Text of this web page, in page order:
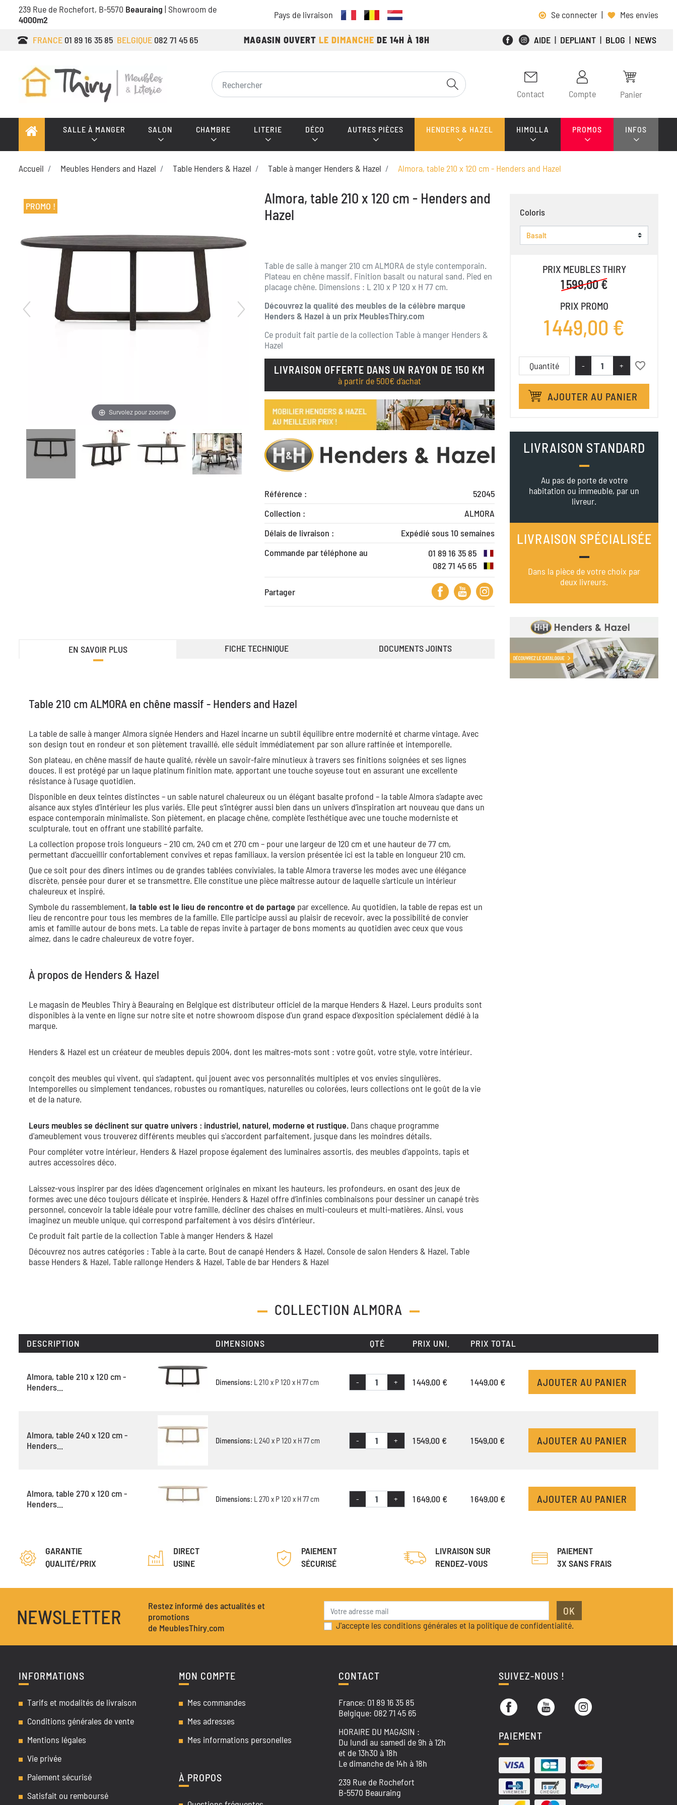
239 Rue de Rochefort, B-5570 Beauraing | Showroom de
4000m2
Pays de livraison Se connecter | Mes envies
FRANCE 01 89 16 35 85 BELGIQUE 082 71 45 65 MAGASIN OUVERT LE DIMANCHE DE 14H À 18H AIDE | DEPLIANT | BLOG | NEWS
Contact Compte Panier
SALLE À MANGER SALON CHAMBRE LITERIE DÉCO AUTRES PIÈCES HENDERS & HAZEL HIMOLLA PROMOS INFOS
Accueil Meubles Henders and Hazel Table Henders & Hazel Table à manger Henders & Hazel Almora, table 210 x 120 cm - Henders and Hazel
PROMO !
Survolez pour zoomer
Almora, table 210 x 120 cm - Henders and
Hazel
Table de salle à manger 210 cm ALMORA de style contemporain.
Plateau en chêne massif. Finition basalt ou natural sand. Pied en
placage chêne. Dimensions : L 210 x P 120 x H 77 cm.
Découvrez la qualité des meubles de la célèbre marque
Henders & Hazel à un prix MeublesThiry.com
Ce produit fait partie de la collection Table à manger Henders &
Hazel
LIVRAISON OFFERTE DANS UN RAYON DE 150 KM
à partir de 500€ d’achat
Référence :
52045
Collection :
ALMORA
Délais de livraison :
Expédié sous 10 semaines
Commande par téléphone au
01 89 16 35 85
082 71 45 65
Partager
EN SAVOIR PLUS FICHE TECHNIQUE DOCUMENTS JOINTS
Table 210 cm ALMORA en chêne massif - Henders and Hazel
La table de salle à manger Almora signée Henders and Hazel incarne un subtil équilibre entre modernité et charme vintage. Avec
son design tout en rondeur et son piètement travaillé, elle séduit immédiatement par son allure raffinée et intemporelle.
Son plateau, en chêne massif de haute qualité, révèle un savoir-faire minutieux à travers ses finitions soignées et ses lignes
douces. Il est protégé par un laque platinum finition mate, apportant une touche soyeuse tout en assurant une excellente
résistance à l’usage quotidien.
Disponible en deux teintes distinctes – un sable naturel chaleureux ou un élégant basalte profond – la table Almora s’adapte avec
aisance aux styles d’intérieur les plus variés. Elle peut s’intégrer aussi bien dans un univers d’inspiration art nouveau que dans un
espace contemporain minimaliste. Son piètement, en placage chêne, complète l’esthétique avec une touche moderniste et
sculpturale, tout en offrant une stabilité parfaite.
La collection propose trois longueurs – 210 cm, 240 cm et 270 cm – pour une largeur de 120 cm et une hauteur de 77 cm,
permettant d’accueillir confortablement convives et repas familiaux. la version présentée ici est la table en longueur 210 cm.
Que ce soit pour des dîners intimes ou de grandes tablées conviviales, la table Almora traverse les modes avec une élégance
discrète, pensée pour durer et se transmettre. Elle constitue une pièce maîtresse autour de laquelle s’articule un intérieur
chaleureux et inspiré.
Symbole du rassemblement, la table est le lieu de rencontre et de partage par excellence. Au quotidien, la table de repas est un
lieu de rencontre pour tous les membres de la famille. Elle participe aussi au plaisir de recevoir, avec la possibilité de convier
amis et famille autour de bons mets. La table de repas invite à partager de bons moments au quotidien avec ceux que vous
aimez, dans le cadre chaleureux de votre foyer.
À propos de Henders & Hazel
Le magasin de Meubles Thiry à Beauraing en Belgique est distributeur officiel de la marque Henders & Hazel. Leurs produits sont
disponibles à la vente en ligne sur notre site et notre showroom dispose d'un grand espace d'exposition spécialement dédié à la
marque.
Henders & Hazel est un créateur de meubles depuis 2004, dont les maîtres-mots sont : votre goût, votre style, votre intérieur.
conçoit des meubles qui vivent, qui s’adaptent, qui jouent avec vos personnalités multiples et vos envies singulières.
Intemporelles ou simplement tendances, robustes ou romantiques, naturelles ou colorées, leurs collections ont le goût de la vie
et de la nature.
Leurs meubles se déclinent sur quatre univers : industriel, naturel, moderne et rustique. Dans chaque programme
d'ameublement vous trouverez différents meubles qui s'accordent parfaitement, jusque dans les moindres détails.
Pour compléter votre intérieur, Henders & Hazel propose également des luminaires assortis, des meubles d'appoints, tapis et
autres accessoires déco.
Laissez-vous inspirer par des idées d’agencement originales en mixant les hauteurs, les profondeurs, en osant des jeux de
formes avec une déco toujours délicate et inspirée. Henders & Hazel offre d’infinies combinaisons pour dessiner un canapé très
personnel, concevoir la table idéale pour votre famille, décliner des chaises en multi-couleurs et multi-matières. Ainsi, vous
imaginez un meuble unique, qui correspond parfaitement à vos désirs d’intérieur.
Ce produit fait partie de la collection Table à manger Henders & Hazel
Découvrez nos autres catégories : Table à la carte, Bout de canapé Henders & Hazel, Console de salon Henders & Hazel, Table
basse Henders & Hazel, Table rallonge Henders & Hazel, Table de bar Henders & Hazel
Coloris
PRIX MEUBLES THIRY
1 599,00 €
PRIX PROMO
1 449,00 €
Quantité - + favorite_border
AJOUTER AU PANIER
LIVRAISON STANDARD
Au pas de porte de votre
habitation ou immeuble, par un
livreur.
LIVRAISON SPÉCIALISÉE
Dans la pièce de votre choix par
deux livreurs.
COLLECTION ALMORA
DESCRIPTION DIMENSIONS QTÉ PRIX UNI. PRIX TOTAL
Almora, table 210 x 120 cm -
Henders...
Dimensions: L 210 x P 120 x H 77 cm - + 1 449,00 € 1 449,00 € AJOUTER AU PANIER
Almora, table 240 x 120 cm -
Henders...
Dimensions: L 240 x P 120 x H 77 cm - + 1 549,00 € 1 549,00 € AJOUTER AU PANIER
Almora, table 270 x 120 cm -
Henders...
Dimensions: L 270 x P 120 x H 77 cm - + 1 649,00 € 1 649,00 € AJOUTER AU PANIER
GARANTIE
QUALITÉ/PRIX
DIRECT
USINE
PAIEMENT
SÉCURISÉ
LIVRAISON SUR
RENDEZ-VOUS
PAIEMENT
3X SANS FRAIS
NEWSLETTER
Restez informé des actualités et
promotions
de MeublesThiry.com
OK
J'accepte les conditions générales et la politique de confidentialité.
INFORMATIONS
Tarifs et modalités de livraison
Conditions générales de vente
Mentions légales
Vie privée
Paiement sécurisé
Satisfait ou remboursé
À PROPOS
MON COMPTE
Mes commandes
Mes adresses
Mes informations personelles
CONTACT
France: 01 89 16 35 85
Belgique: 082 71 45 65
HORAIRE DU MAGASIN :
Du lundi au samedi de 9h à 12h
et de 13h30 à 18h
Le dimanche de 14h à 18h
239 Rue de Rochefort
B-5570 Beauraing
SUIVEZ-NOUS !
PAIEMENT